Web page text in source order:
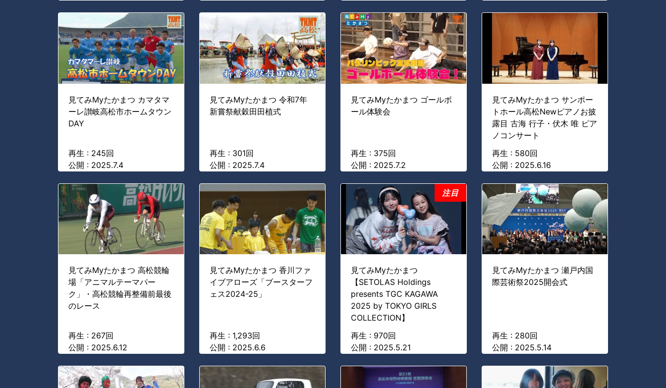
見てみMyたかまつ カマタマ
ーレ讃岐高松市ホームタウン
DAY
再生 : 245回
公開 : 2025.7.4
見てみMyたかまつ 令和7年
新嘗祭献穀田田植式
再生 : 301回
公開 : 2025.7.4
見てみMyたかまつ ゴールボ
ール体験会
再生 : 375回
公開 : 2025.7.2
見てみMyたかまつ サンポー
トホール高松Newピアノお披
露目 古海 行子・伏木 唯 ピア
ノコンサート
再生 : 580回
公開 : 2025.6.16
見てみMyたかまつ 高松競輪
場「アニマルテーマパー
ク」・高松競輪再整備前最後
のレース
再生 : 267回
公開 : 2025.6.12
見てみMyたかまつ 香川ファ
イブアローズ「ブースターフ
ェス2024-25」
再生 : 1,293回
公開 : 2025.6.6
見てみMyたかまつ
【SETOLAS Holdings
presents TGC KAGAWA
2025 by TOKYO GIRLS
COLLECTION】
再生 : 970回
公開 : 2025.5.21
注目
見てみMyたかまつ 瀬戸内国
際芸術祭2025開会式
再生 : 280回
公開 : 2025.5.14